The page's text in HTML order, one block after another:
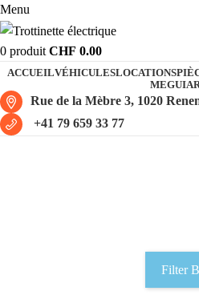
Menu
0 produit CHF 0.00
ACCUEILVÉHICULESLOCATIONS
Rue de la Mèbre 3, 1020
+41 79 659 33 77
Filter